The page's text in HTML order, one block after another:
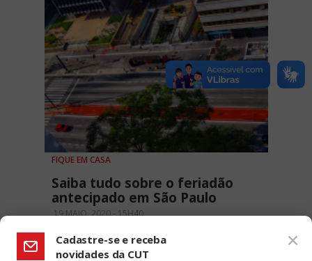
FIQUE EM CASA
Saiba tudo sobre o feriadão
antecipado em São Paulo
19 MAIO, 2020 - 15H40
Cadastre-se e receba
novidades da CUT